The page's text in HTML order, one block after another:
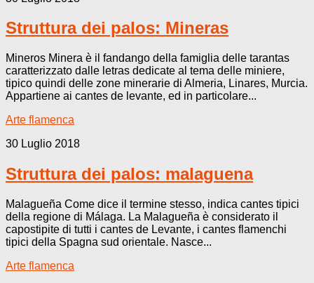
Struttura dei palos: Mineras
Mineros Minera è il fandango della famiglia delle tarantas
caratterizzato dalle letras dedicate al tema delle miniere,
tipico quindi delle zone minerarie di Almeria, Linares, Murcia.
Appartiene ai cantes de levante, ed in particolare...
Arte flamenca
30 Luglio 2018
Struttura dei palos: malaguena
Malagueña Come dice il termine stesso, indica cantes tipici
della regione di Málaga. La Malagueña è considerato il
capostipite di tutti i cantes de Levante, i cantes flamenchi
tipici della Spagna sud orientale. Nasce...
Arte flamenca